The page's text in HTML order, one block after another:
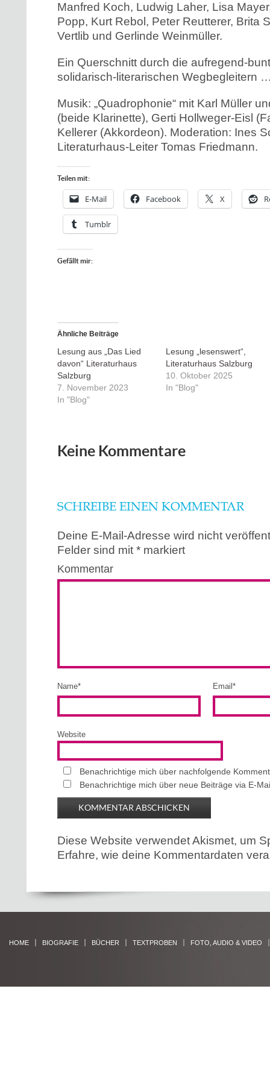
Manfred Koch, Ludwig Laher, Lisa
Popp, Kurt Rebol, Peter Reutterer, Brita
Vertlib und Gerlinde Weinmüller.
Ein Querschnitt durch die aufregend-
solidarisch-literarischen Wegbegleitern
Musik: „Quadrophonie“ mit Karl Müller
(beide Klarinette), Gerti Hollweger-Eisl
Kellerer (Akkordeon). Moderation: Ines
Literaturhaus-Leiter Tomas Friedmann.
Teilen mit:
E-Mail Facebook X
Tumblr
Gefällt mir:
Ähnliche Beiträge
Lesung aus „Das Lied
davon“ Literaturhaus
Salzburg
7. November 2023
In "Blog"
Lesung „lesenswert“,
Literaturhaus Salzburg
10. Oktober 2025
In "Blog"
Keine Kommentare
SCHREIBE EINEN KOMMENTAR
Deine E-Mail-Adresse wird nicht
Felder sind mit * markiert
Kommentar
Name* Email *
Website
Benachrichtige mich über nachfolgende
Benachrichtige mich über neue Beiträge via E-
Diese Website verwendet Akismet, um
Erfahre, wie deine Kommentardaten
HOME BIOGRAFIE BÜCHER TEXTPROBEN FOTO, AUDIO & VIDEO